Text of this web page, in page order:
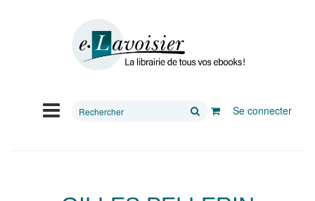
Rechercher
Se connecter